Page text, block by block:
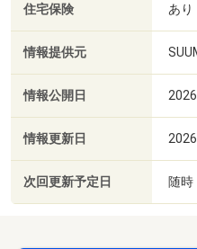
住宅保険 あり
情報提供元
情報公開日
情報更新日
次回更新予定日 随時